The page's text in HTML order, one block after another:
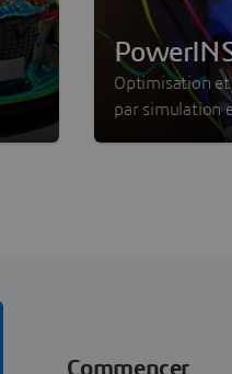
Optimisation
par simulation
Commencer